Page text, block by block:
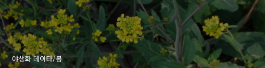
야생화 데이타/봄